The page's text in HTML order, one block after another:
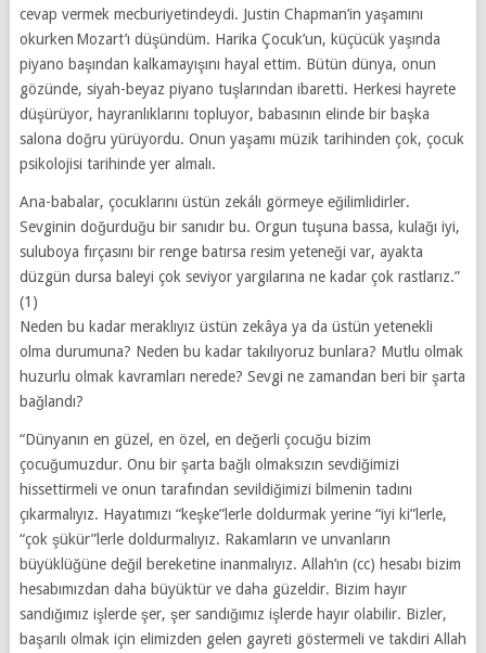
cevap vermek mecburiyetindeydi. Justin Chapman’in yaşamını
okurken Mozart’ı düşündüm. Harika Çocuk’un, küçücük yaşında
piyano başından kalkamayışını hayal ettim. Bütün dünya, onun
gözünde, siyah-beyaz piyano tuşlarından ibaretti. Herkesi hayrete
düşürüyor, hayranlıklarını topluyor, babasının elinde bir başka
salona doğru yürüyordu. Onun yaşamı müzik tarihinden çok, çocuk
psikolojisi tarihinde yer almalı.
Ana-babalar, çocuklarını üstün zekálı görmeye eğilimlidirler.
Sevginin doğurduğu bir sanıdır bu. Orgun tuşuna bassa, kulağı iyi,
suluboya fırçasını bir renge batırsa resim yeteneği var, ayakta
düzgün dursa baleyi çok seviyor yargılarına ne kadar çok rastlarız.”
(1)
Neden bu kadar meraklıyız üstün zekâya ya da üstün yetenekli
olma durumuna? Neden bu kadar takılıyoruz bunlara? Mutlu olmak
huzurlu olmak kavramları nerede? Sevgi ne zamandan beri bir şarta
bağlandı?
“Dünyanın en güzel, en özel, en değerli çocuğu bizim
çocuğumuzdur. Onu bir şarta bağlı olmaksızın sevdiğimizi
hissettirmeli ve onun tarafından sevildiğimizi bilmenin tadını
çıkarmalıyız. Hayatımızı “keşke”lerle doldurmak yerine “iyi ki”lerle,
“çok şükür”lerle doldurmalıyız. Rakamların ve unvanların
büyüklüğüne değil bereketine inanmalıyız. Allah’ın (cc) hesabı bizim
hesabımızdan daha büyüktür ve daha güzeldir. Bizim hayır
sandığımız işlerde şer, şer sandığımız işlerde hayır olabilir. Bizler,
başarılı olmak için elimizden gelen gayreti göstermeli ve takdiri Allah